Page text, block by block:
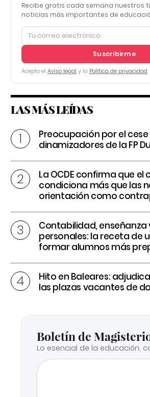
Recibe gratis cada semana nuestros
noticias más importantes de
Suscribirme
Acepto el Aviso legal y la Política de privacidad
LAS MÁS LEÍDAS
Preocupación por el cese
dinamizadores de la FP
La OCDE confirma que
condiciona más que las
orientación como
Contabilidad, enseñanza
personales: la receta de
formar alumnos más
Hito en Baleares:
las plazas vacantes de
Boletín de
Lo esencial de la educación,